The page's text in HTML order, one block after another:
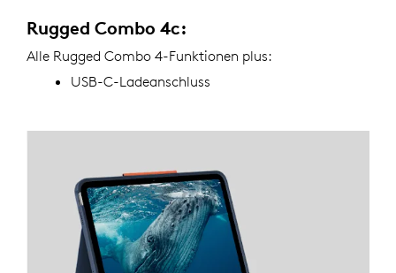
Rugged Combo 4c:
Alle Rugged Combo 4-Funktionen plus:
USB-C-Ladeanschluss